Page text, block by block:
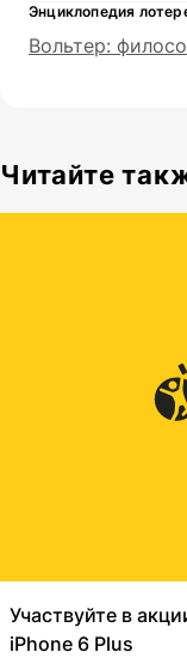
Энциклопедия
Вольтер:
Читайте
Участвуйте в
iPhone 6 Plus